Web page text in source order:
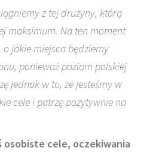
z tej drużyny, którą
maksimum. Na ten moment
jakie miejsca będziemy
ponieważ poziom polskiej
jednak w to, że jesteśmy w
cele i patrzę pozytywnie na
osobiste cele, oczekiwania